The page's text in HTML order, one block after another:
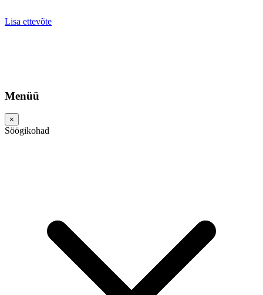
Lisa ettevõte
Menüü
×
Söögikohad